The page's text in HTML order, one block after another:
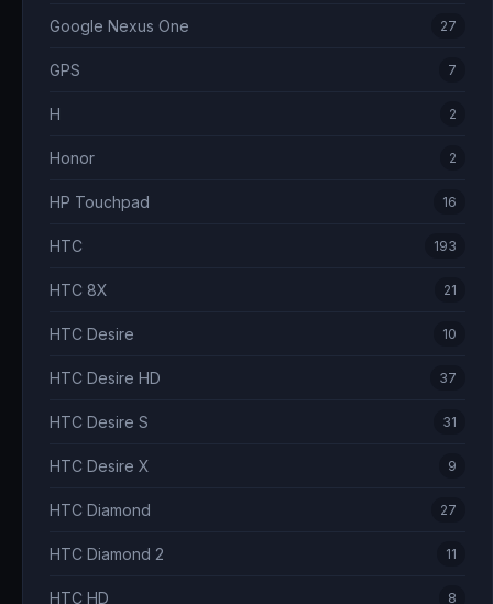
Google Nexus One 27
GPS 7
H 2
Honor 2
HP Touchpad 16
HTC 193
HTC 8X 21
HTC Desire 10
HTC Desire HD 37
HTC Desire S 31
HTC Desire X 9
HTC Diamond 27
HTC Diamond 2 11
HTC HD 8